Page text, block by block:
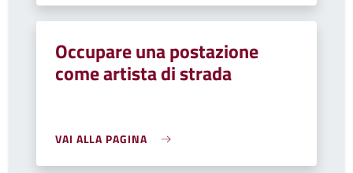
Occupare una postazione
come artista di strada
VAI ALLA PAGINA